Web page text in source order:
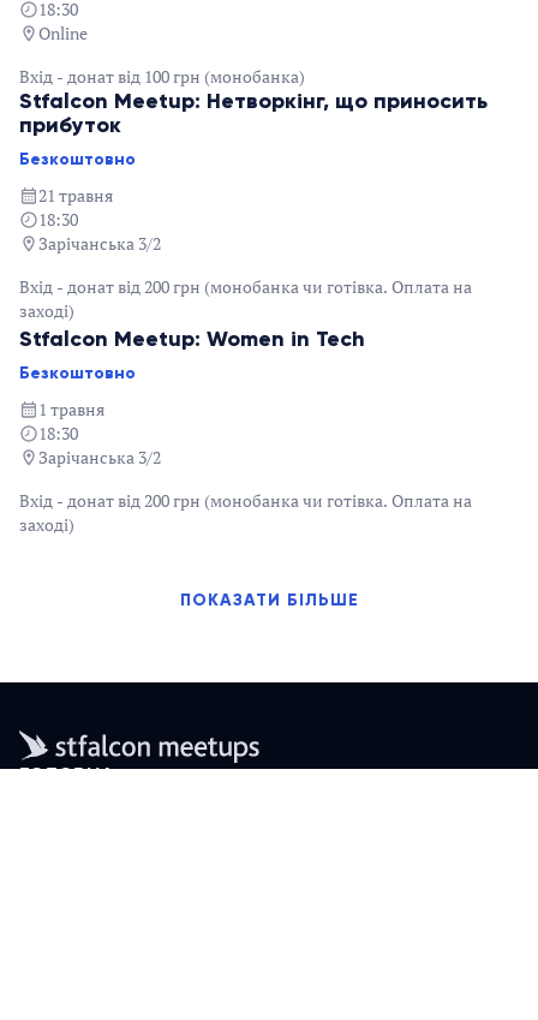
18:30
Online
Вхід - донат від 100 грн (монобанка)
Stfalcon Meetup: Нетворкінг, що приносить
прибуток
Безкоштовно
21 травня
18:30
Зарічанська 3/2
Вхід - донат від 200 грн (монобанка чи готівка. Оплата на
заході)
Stfalcon Meetup: Women in Tech
Безкоштовно
1 травня
18:30
Зарічанська 3/2
Вхід - донат від 200 грн (монобанка чи готівка. Оплата на
заході)
ПОКАЗАТИ БІЛЬШЕ
ГОЛОВНА